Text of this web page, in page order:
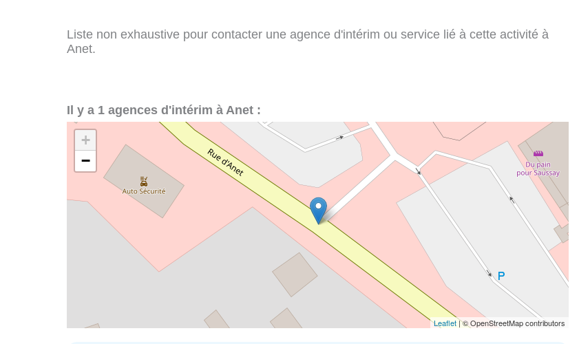
Liste non exhaustive pour contacter une agence d'intérim ou service lié à cette activité à
Anet.
Il y a 1 agences d'intérim à Anet :
+
−
Leaflet| © OpenStreetMap contributors